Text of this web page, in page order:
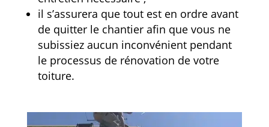
il s’assurera que tout est en ordre avant
de quitter le chantier afin que vous ne
subissiez aucun inconvénient pendant
le processus de rénovation de votre
toiture.